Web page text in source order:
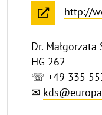
http://
Dr. Małgorzata
HG 262
☏ +49 335
✉